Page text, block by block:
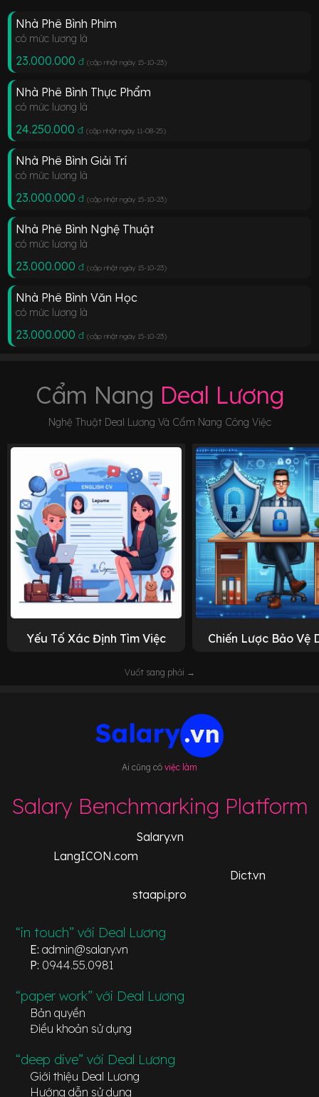
Nhà Phê Bình Phim
có mức lương là
23.000.000 đ (cập nhật ngày 15-10-23)
Nhà Phê Bình Thực Phẩm
có mức lương là
24.250.000 đ (cập nhật ngày 11-08-25)
Nhà Phê Bình Giải Trí
có mức lương là
23.000.000 đ (cập nhật ngày 15-10-23)
Nhà Phê Bình Nghệ Thuật
có mức lương là
23.000.000 đ (cập nhật ngày 15-10-23)
Nhà Phê Bình Văn Học
có mức lương là
23.000.000 đ (cập nhật ngày 15-10-23)
Cẩm Nang Deal Lương
Nghệ Thuật Deal Lương Và Cẩm Nang Công Việc
Yếu Tố Xác Định Tìm Việc Chiến Lược Bảo Vệ
Vuốt sang phải →
Ai cũng có việc làm
Salary Benchmarking Platform
Salary.vn
LangICON.com
Dict.vn
staapi.pro
“in touch” với Deal Lương
E: admin@salary.vn
P: 0944.55.0981
“paper work” với Deal Lương
Bản quyền
Điều khoản sử dụng
“deep dive” với Deal Lương
Giới thiệu Deal Lương
Hướng dẫn sử dụng